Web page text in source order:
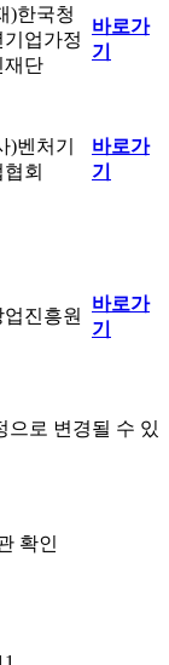
)한국청
기업가정
재단
바로가
기
)벤처기
협회
바로가
기
업진흥원
바로가
기
으로 변경될 수 있
확인